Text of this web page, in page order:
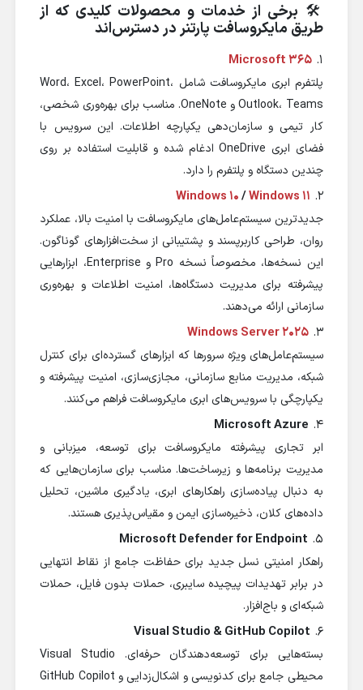
🛠️ برخی از خدمات و محصولات کلیدی که از
طریق مایکروسافت پارتنر در دسترس‌اند
1.
Microsoft 365
پلتفرم ابری مایکروسافت شامل Word، Excel، PowerPoint،
Outlook، Teams و OneNote. مناسب برای بهره‌وری شخصی،
کار تیمی و سازمان‌دهی یکپارچه اطلاعات. این سرویس با
فضای ابری OneDrive ادغام شده و قابلیت استفاده بر روی
چندین دستگاه و پلتفرم را دارد.
2.
Windows 10/Windows 11
جدیدترین سیستم‌عامل‌های مایکروسافت با امنیت بالا، عملکرد
روان، طراحی کاربرپسند و پشتیبانی از سخت‌افزارهای گوناگون.
این نسخه‌ها، مخصوصاً نسخه Pro و Enterprise، ابزارهایی
پیشرفته برای مدیریت دستگاه‌ها، امنیت اطلاعات و بهره‌وری
سازمانی ارائه می‌دهند.
3.
Windows Server 2025
سیستم‌عامل‌های ویژه سرورها که ابزارهای گسترده‌ای برای کنترل
شبکه، مدیریت منابع سازمانی، مجازی‌سازی، امنیت پیشرفته و
یکپارچگی با سرویس‌های ابری مایکروسافت فراهم می‌کنند.
4.
Microsoft Azure
ابر تجاری پیشرفته مایکروسافت برای توسعه، میزبانی و
مدیریت برنامه‌ها و زیرساخت‌ها. مناسب برای سازمان‌هایی که
به دنبال پیاده‌سازی راهکارهای ابری، یادگیری ماشین، تحلیل
داده‌های کلان، ذخیره‌سازی ایمن و مقیاس‌پذیری هستند.
5.
Microsoft Defender for Endpoint
راهکار امنیتی نسل جدید برای حفاظت جامع از نقاط انتهایی
در برابر تهدیدات پیچیده سایبری، حملات بدون فایل، حملات
شبکه‌ای و باج‌افزار.
6.
Visual Studio & GitHub Copilot
بسته‌هایی برای توسعه‌دهندگان حرفه‌ای. Visual Studio
محیطی جامع برای کدنویسی و اشکال‌زدایی و GitHub Copilot